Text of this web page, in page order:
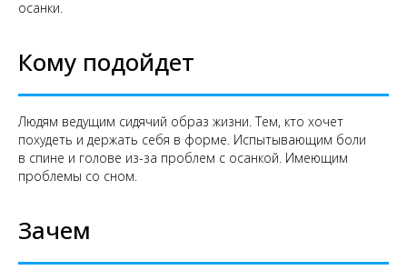
осанки.
Кому подойдет
Людям ведущим сидячий образ жизни. Тем, кто хочет
похудеть и держать себя в форме. Испытывающим боли
в спине и голове из-за проблем с осанкой. Имеющим
проблемы со сном.
Зачем